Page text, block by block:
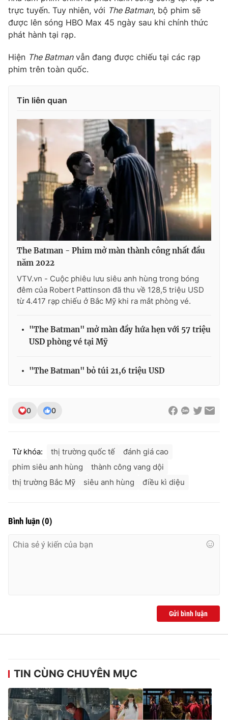
Ðiện thoại Thời báo VTV:
024.66 897 897
Email: toasoan@vtv.vn
Liên hệ quảng cáo:
® Cấm sao chép dưới mọi hình thức nếu không có sự chấp
thuận bằng văn bản. Ghi rõ nguồn VTV.vn khi phát hành lại
thông tin từ website này.
trực tuyến. Tuy nhiên, với The Batman, bộ phim sẽ
được lên sóng HBO Max 45 ngày sau khi chính thức
phát hành tại rạp.
Hiện The Batmanvẫn đang được chiếu tại các rạp
phim trên toàn quốc.
Tin liên quan
The Batman - Phim mở màn thành công nhất đầu
năm 2022
VTV.vn - Cuộc phiêu lưu siêu anh hùng trong bóng
đêm của Robert Pattinson đã thu về 128,5 triệu USD
từ 4.417 rạp chiếu ở Bắc Mỹ khi ra mắt phòng vé.
"The Batman" mở màn đầy hứa hẹn với 57 triệu
USD phòng vé tại Mỹ
"The Batman" bỏ túi 21,6 triệu USD
0 0
Từ khóa: thị trường quốc tế
đánh giá cao
phim siêu anh hùng
thành công vang dội
thị trường Bắc Mỹ
siêu anh hùng điều kì diệu
Bình luận (0)
Gửi bình luận
TIN CÙNG CHUYÊN MỤC